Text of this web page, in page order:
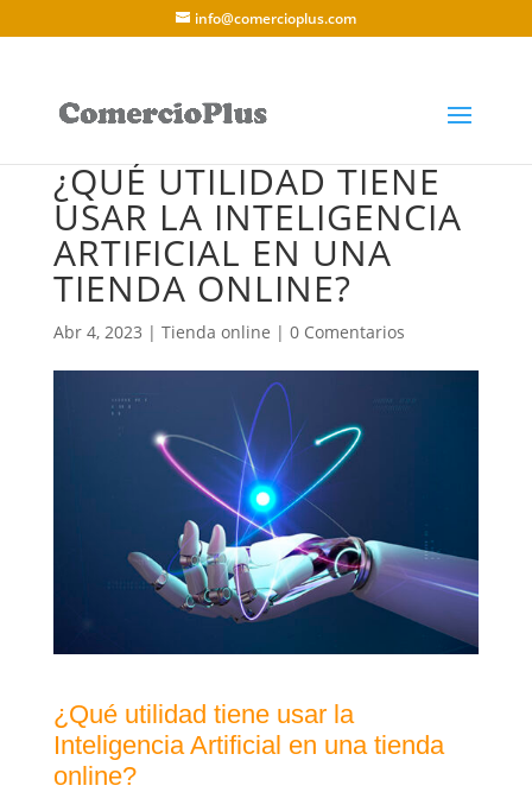
info@comercioplus.com
¿QUÉ UTILIDAD TIENE
USAR LA INTELIGENCIA
ARTIFICIAL EN UNA
TIENDA ONLINE?
Abr 4, 2023 | Tienda online | 0 Comentarios
¿Qué utilidad tiene usar la
Inteligencia Artificial en una tienda
online?